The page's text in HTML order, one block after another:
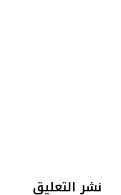
نشر التعليق